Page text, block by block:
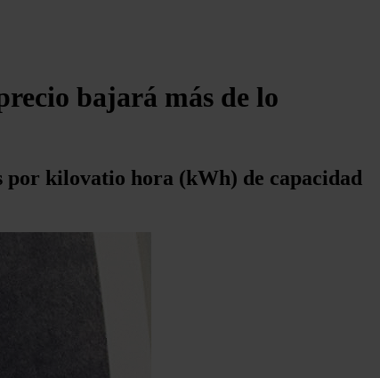
bajará más de lo
por kilovatio hora (kWh) de capacidad